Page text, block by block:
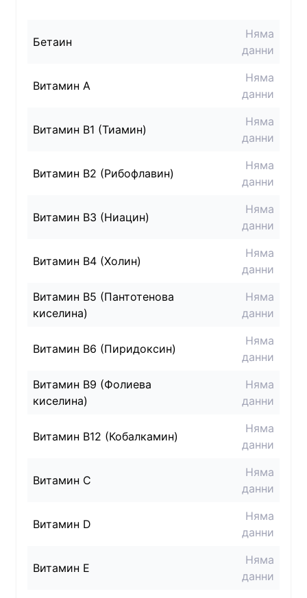
Бетаин
Няма
данни
Витамин A
Няма
данни
Витамин B1 (Тиамин)
Няма
данни
Витамин B2 (Рибофлавин)
Няма
данни
Витамин B3 (Ниацин)
Няма
данни
Витамин B4 (Холин)
Няма
данни
Витамин B5 (Пантотенова
киселина)
Няма
данни
Витамин B6 (Пиридоксин)
Няма
данни
Витамин B9 (Фолиева
киселина)
Няма
данни
Витамин B12 (Кобалкамин)
Няма
данни
Витамин C
Няма
данни
Витамин D
Няма
данни
Витамин E
Няма
данни